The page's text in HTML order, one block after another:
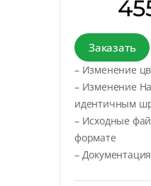
Заказать
– Изменение
– Изменение
идентичным
– Исходные
формате
–